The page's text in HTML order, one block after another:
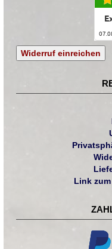
Widerruf einreichen
Link